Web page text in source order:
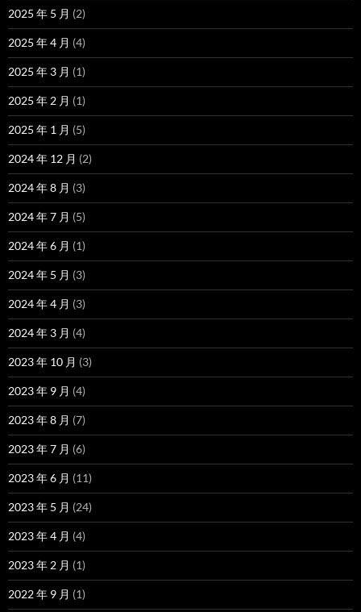
2025 年 5 月 (2)
2025 年 4 月 (4)
2025 年 3 月 (1)
2025 年 2 月 (1)
2025 年 1 月 (5)
2024 年 12 月 (2)
2024 年 8 月 (3)
2024 年 7 月 (5)
2024 年 6 月 (1)
2024 年 5 月 (3)
2024 年 4 月 (3)
2024 年 3 月 (4)
2023 年 10 月 (3)
2023 年 9 月 (4)
2023 年 8 月 (7)
2023 年 7 月 (6)
2023 年 6 月 (11)
2023 年 5 月 (24)
2023 年 4 月 (4)
2023 年 2 月 (1)
2022 年 9 月 (1)